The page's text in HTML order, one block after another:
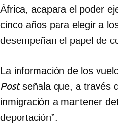
África, acapara el poder
cinco años para elegir a
desempeñan el papel de
La información de los
Postseñala que, a través
inmigración a mantener
deportación”.